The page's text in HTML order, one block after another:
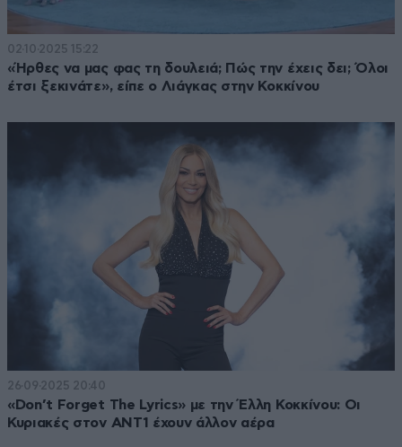
02·10·2025 15:22
«Ήρθες να μας φας τη δουλειά; Πώς την έχεις δει; Όλοι
έτσι ξεκινάτε», είπε ο Λιάγκας στην Κοκκίνου
26·09·2025 20:40
«Don’t Forget The Lyrics» με την Έλλη Κοκκίνου: Οι
Κυριακές στον ΑΝΤ1 έχουν άλλον αέρα